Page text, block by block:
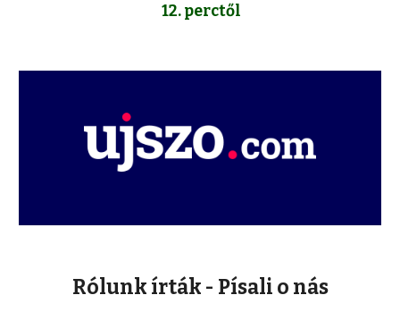
12. perctől
Rólunk írták - Písali o nás